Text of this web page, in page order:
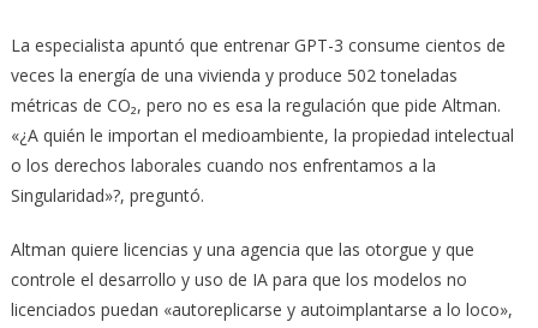
La especialista apuntó que entrenar GPT-3 consume cientos de
veces la energía de una vivienda y produce 502 toneladas
métricas de CO₂, pero no es esa la regulación que pide Altman.
«¿A quién le importan el medioambiente, la propiedad intelectual
o los derechos laborales cuando nos enfrentamos a la
Singularidad»?, preguntó.
Altman quiere licencias y una agencia que las otorgue y que
controle el desarrollo y uso de IA para que los modelos no
licenciados puedan «autoreplicarse y autoimplantarse a lo loco»,